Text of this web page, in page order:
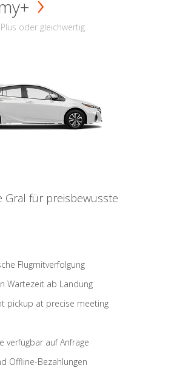
oder gleichwertig
Gral für preisbewusste
Flugmitverfolgung
Wartezeit ab Landung
pickup at precise meeting
verfügbar auf Anfrage
Offline-Bezahlungen